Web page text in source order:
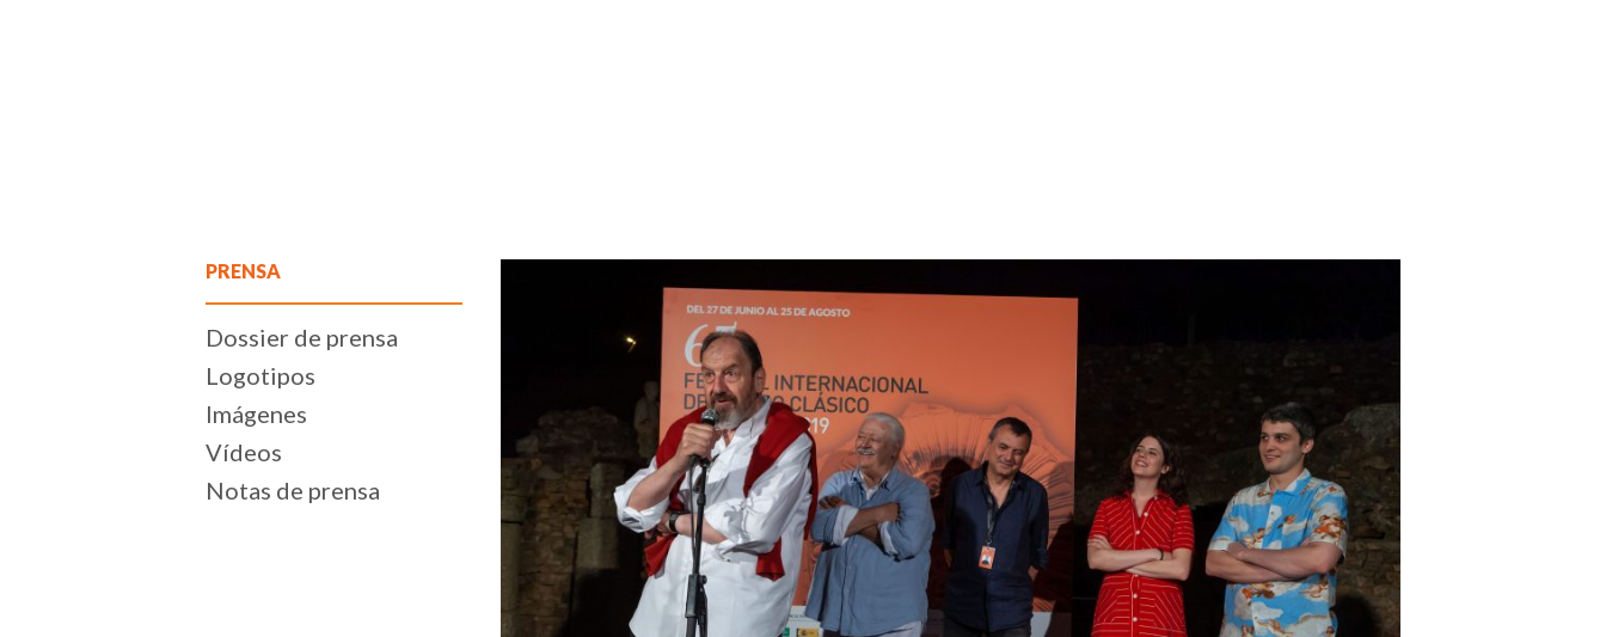
PRENSA
Dossier de prensa
Logotipos
Imágenes
Vídeos
Notas de prensa